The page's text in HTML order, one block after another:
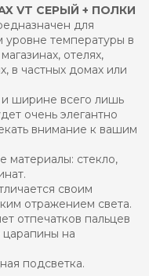
VT СЕРЫЙ + ПОЛКИ
для
температуры в
отелях,
в частных домах или
ширине всего лишь
очень элегантно
внимание к вашим
материалы: стекло,
своим
отражением света.
отпечатков пальцев
на
подсветка.